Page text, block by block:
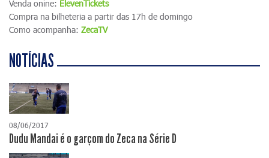
Venda onine: ElevenTickets
Compra na bilheteria a partir das 17h de domingo
Como acompanha: ZecaTV
NOTÍCIAS
08/06/2017
Dudu Mandai é o garçom do Zeca na Série D